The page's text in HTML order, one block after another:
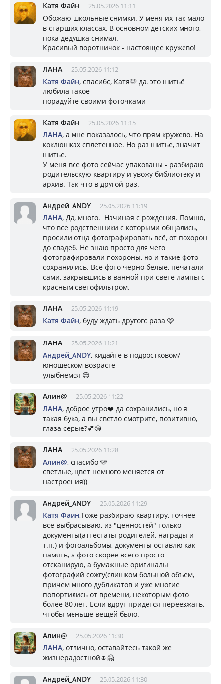
Катя Файн 25.05.2026 11:11
Обожаю школьные снимки. У меня их так мало
в старших классах. В основном детских много,
пока дедушка снимал.
Красивый воротничок - настоящее кружево!
ЛАНА 25.05.2026 11:12
Катя Файн, спасибо, Катя🩷 да, это шитьё
любила такое
порадуйте своими фоточками
Катя Файн 25.05.2026 11:15
ЛАНА, а мне показалось, что прям кружево. На
коклюшках сплетенное. Но раз шитье, значит
шитье.
У меня все фото сейчас упакованы - разбираю
родительскую квартиру и увожу библиотеку и
архив. Так что в другой раз.
Андрей_ANDY 25.05.2026 11:19
ЛАНА, Да, много. Начиная с рождения. Помню,
что все родственники с которыми общались,
просили отца фотографировать всё, от похорон
до свадеб. Не знаю просто для чего
фотографировали похороны, но и такие фото
сохранились. Все фото черно-белые, печатали
сами, закрывшись в ванной при свете лампы с
красным светофильтром.
ЛАНА 25.05.2026 11:19
Катя Файн, буду ждать другого раза 🩷
ЛАНА 25.05.2026 11:21
Андрей_ANDY, кидайте в подростковом/
юношеском возрасте
улыбнёмся 😊
Алин@ 25.05.2026 11:22
ЛАНА, доброе утро❤️ да сохранились, но я
такая бука, а вы светло смотрите, позитивно,
глаза серые?💕😘
ЛАНА 25.05.2026 11:28
Алин@, спасибо 🩷
светлые, цвет немного меняется от
настроения))
Андрей_ANDY 25.05.2026 11:29
Катя Файн,Тоже разбираю квартиру, точнее
всё выбрасываю, из "ценностей" только
документы(аттестаты родителей, награды и
т.п.) и фотоальбомы, документы оставлю как
память, а фото скорее всего просто
отсканирую, а бумажные оригиналы
фотографий сожгу(слишком большой объем,
причем много дубликатов и уже многие
попортились от времени, некоторым фото
более 80 лет. Если вдруг придется переезжать,
чтобы меньше вещей было.
Алин@ 25.05.2026 11:30
ЛАНА, отлично, оставайтесь такой же
жизнерадостной🌷🤗
Андрей_ANDY 25.05.2026 11:30